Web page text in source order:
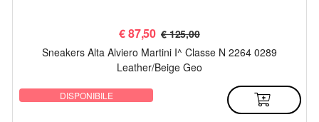
€87,50 € 125,00
Sneakers Alta Alviero Martini I^ Classe N 2264 0289
Leather/Beige Geo
DISPONIBILE